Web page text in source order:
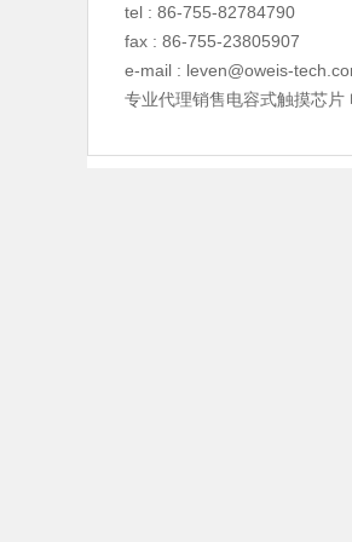
tel : 86-755-82784790
fax : 86-755-23805907
e-mail : leven@oweis-
专业代理销售电容式触摸芯